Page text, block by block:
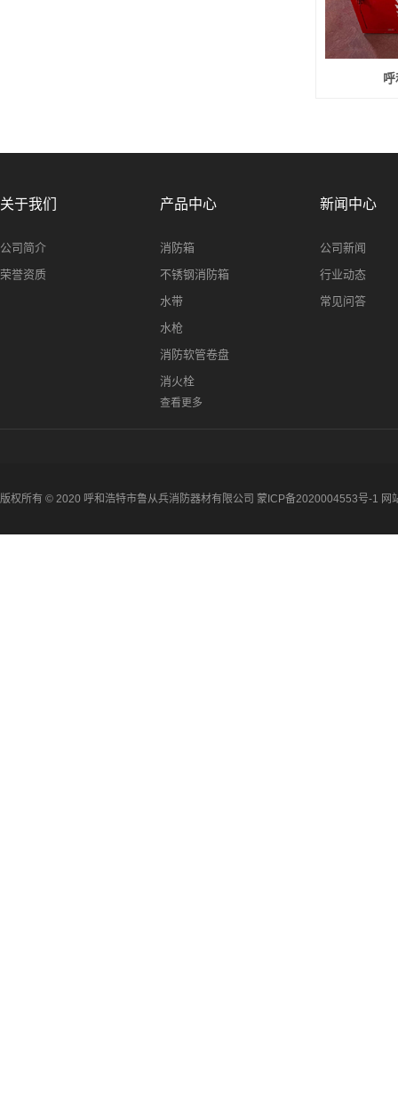
关于我们
公司简介
荣誉资质
产品中心
消防箱
不锈钢消防箱
水带
水枪
消防软管卷盘
消火栓
查看更多
新闻中心
公司新闻
行业动态
常见问答
版权所有 © 2020 呼和浩特市鲁从兵消防器材有限公司 蒙ICP备2020004553号-1 网